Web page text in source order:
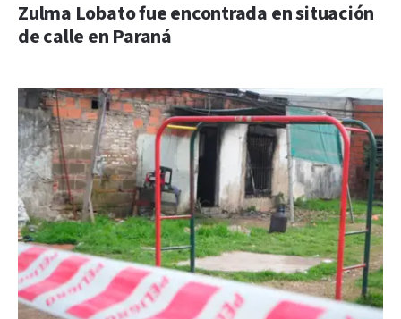
Zulma Lobato fue encontrada en situación
de calle en Paraná